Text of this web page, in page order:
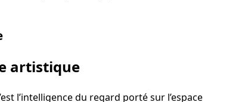
artistique
l’intelligence du regard porté sur l’espace